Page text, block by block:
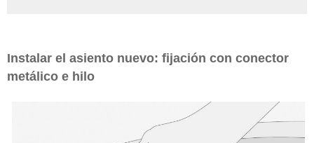
Instalar el asiento nuevo: fijación con conector
metálico e hilo